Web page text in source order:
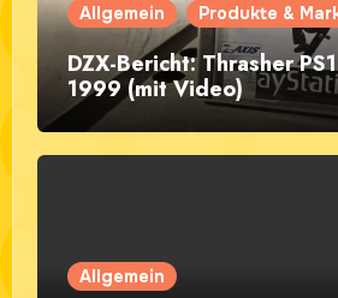
Allgemein Produkte &
DZX-Bericht: Thrasher
1999 (mit Video)
Allgemein